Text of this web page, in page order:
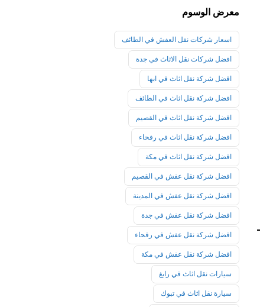
معرض الوسوم
اسعار شركات نقل العفش في الطائف
افضل شركات نقل الاثاث في جدة
افضل شركة نقل اثاث في ابها
افضل شركة نقل اثاث في الطائف
افضل شركة نقل اثاث في القصيم
افضل شركة نقل اثاث في رفحاء
افضل شركة نقل اثاث في مكة
افضل شركة نقل عفش في القصيم
افضل شركة نقل عفش في المدينة
افضل شركة نقل عفش في جدة
افضل شركة نقل عفش في رفحاء
افضل شركة نقل عفش في مكة
سيارات نقل اثاث في رابغ
سيارة نقل اثاث في تبوك